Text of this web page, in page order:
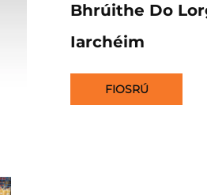
Bhrúithe Do
Iarchéim
FIOSRÚ